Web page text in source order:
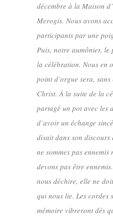
décembre à la Maison
Merogis. Nous avons
participants par une
Puis, notre aumônier, le
la célébration. Nous en
point d’orgue sera,
Christ. À la suite de la
partagé un pot avec les
d’avoir un échange
disait dans son
ne sommes pas ennemis
devons pas être
nous déchire, elle ne
qui nous lie. Les cordes
mémoire vibreront dès